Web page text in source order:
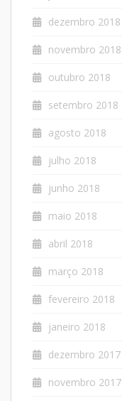
dezembro 2018
novembro 2018
outubro 2018
setembro 2018
agosto 2018
julho 2018
junho 2018
maio 2018
abril 2018
março 2018
fevereiro 2018
janeiro 2018
dezembro 2017
novembro 2017